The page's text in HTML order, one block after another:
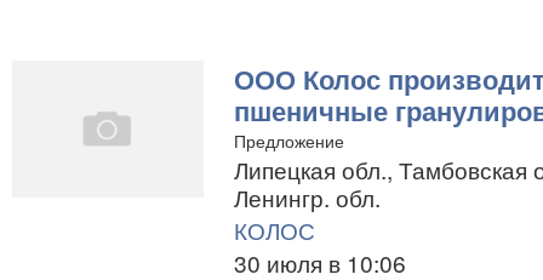
ООО Колос
пшеничные
Предложение
Липецкая обл., Тамбовская
Ленингр. обл.
КОЛОС
30 июля в 10:06